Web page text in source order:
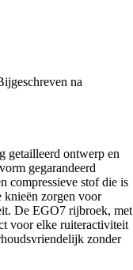
na
getailleerd ontwerp en
gegarandeerd
compressieve stof die is
knieën zorgen voor
De EGO7 rijbroek, met
voor elke ruiteractiviteit
zonder